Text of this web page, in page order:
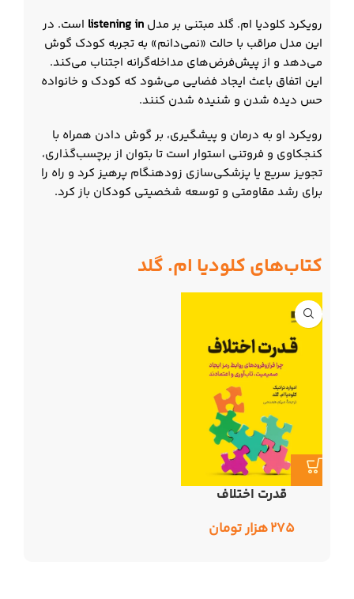
رویکرد کلودیا ام. گلد مبتنی بر مدل listening in است. در
این مدل مراقب با حالت «نمی‌دانم» به تجربه کودک گوش
می‌دهد و از پیش‌فرض‌های مداخله‌گرانه اجتناب می‌کند.
این اتفاق باعث ایجاد فضایی می‌شود که کودک و خانواده
حس دیده شدن و شنیده شدن کنند.
رویکرد او به درمان و پیشگیری، بر گوش دادن همراه با
کنجکاوی و فروتنی استوار است تا بتوان از برچسب‌گذاری،
تجویز سریع یا پزشکی‌سازی زودهنگام پرهیز کرد و راه را
برای رشد مقاومتی و توسعه شخصیتی کودکان باز کرد.
کتاب‌های کلودیا ام. گلد
قدرت اختلاف
۲۷۵هزار تومان